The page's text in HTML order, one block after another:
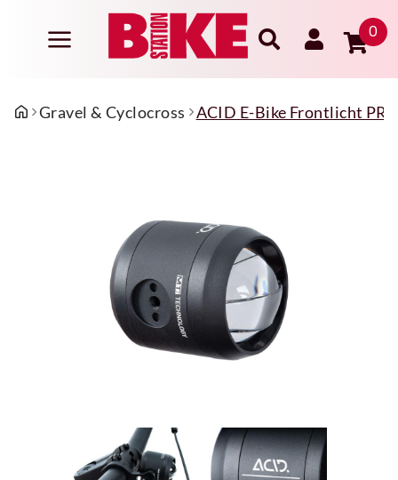
0
Gravel & Cyclocross ACID E-Bike Frontlicht